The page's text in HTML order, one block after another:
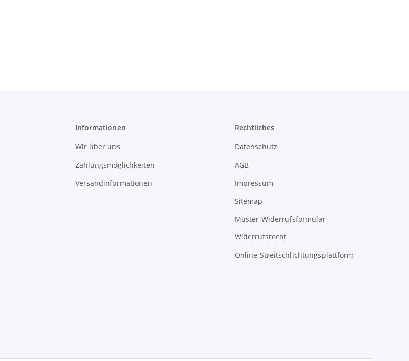
Informationen
Wir über uns
Zahlungsmöglichkeiten
Versandinformationen
Rechtliches
Datenschutz
AGB
Impressum
Sitemap
Muster-Widerrufsformular
Widerrufsrecht
Online-Streitschlichtungsplattform